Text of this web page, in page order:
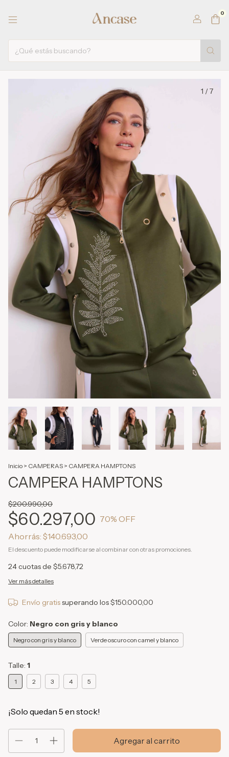
0
1 /7
Inicio > CAMPERAS > CAMPERA HAMPTONS
CAMPERA HAMPTONS
$200.990,00
$60.297,00 70% OFF
Ahorrás: $140.693,00
El descuento puede modificarse al combinar con otras promociones.
24cuotas de $5.678,72
Ver más detalles
Envío gratissuperando los$150.000,00
Color: Negro con gris y blanco
Negro con gris y blanco Verde oscuro con camel y blanco
Talle: 1
1 2 3 4 5
¡Solo quedan 5 en stock!